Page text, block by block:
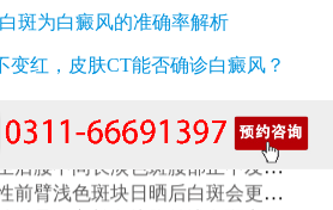
斑为白癜风的准确率解析
变红，皮肤CT能否确诊白癜风？
翼下方长淡白斑怎么回事？鼻下皮肤发白原因详解
盖后方腿窝淡白斑是怎么回事 隐蔽处白斑咨询
小腿迎面骨长白斑，腿部正面发白解答
手腕外侧长小白斑且日常活动发白，警惕白癜风信号
后腰中间长淡色斑腰部正中发白要紧吗
前臂浅色斑块日晒后白斑会更明显吗
骨下方长白块胸前浅色斑点会不会变白癜风